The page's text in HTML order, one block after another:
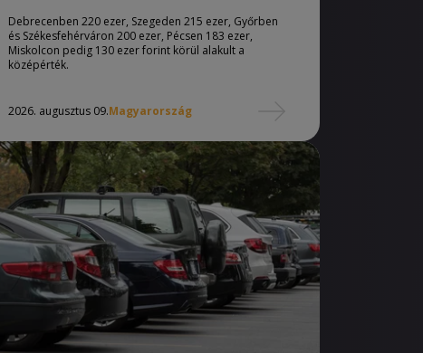
Debrecenben 220 ezer, Szegeden 215 ezer, Győrben
és Székesfehérváron 200 ezer, Pécsen 183 ezer,
Miskolcon pedig 130 ezer forint körül alakult a
középérték.
2026. augusztus 09.Magyarország